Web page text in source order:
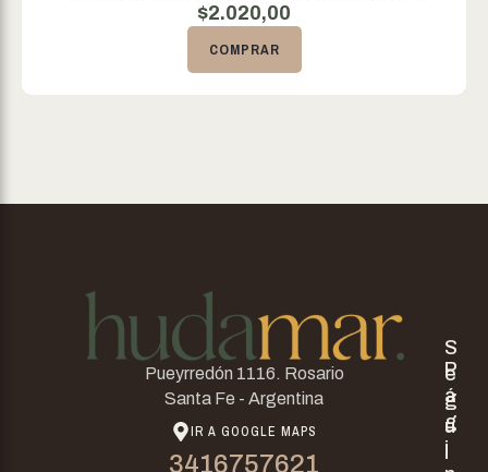
$2.020,00
COMPRAR
Pueyrredón 1116. Rosario
Santa Fe - Argentina
IR A GOOGLE MAPS
3416757621
P
á
g
i
S
e
g
u